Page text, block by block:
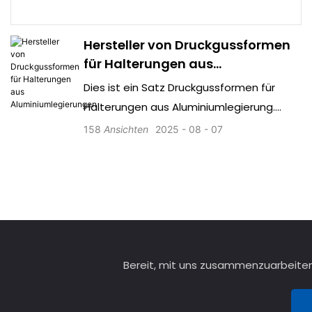
Hersteller von Druckgussformen
für Halterungen aus
Aluminiumlegierungen
Dies ist ein Satz Druckgussformen für
Halterungen aus Aluminiumlegierung.
Aluminiumdruckguss entspricht perfekt
Oberflächenqualität machen es zur
Massenproduktion von kleinen
2025 08 07
158 Ansichten
Bereit, mit uns